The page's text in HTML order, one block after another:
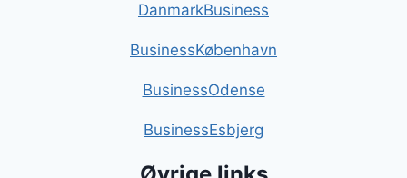
DanmarkBusiness
BusinessKøbenhavn
BusinessOdense
BusinessEsbjerg